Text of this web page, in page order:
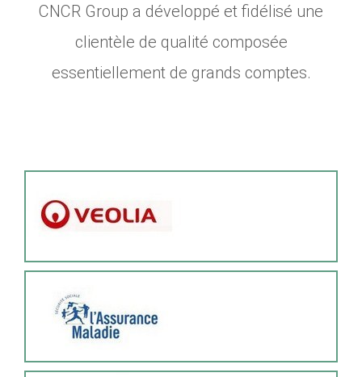
CNCR Group a développé et fidélisé une
clientèle de qualité composée
essentiellement de grands comptes.